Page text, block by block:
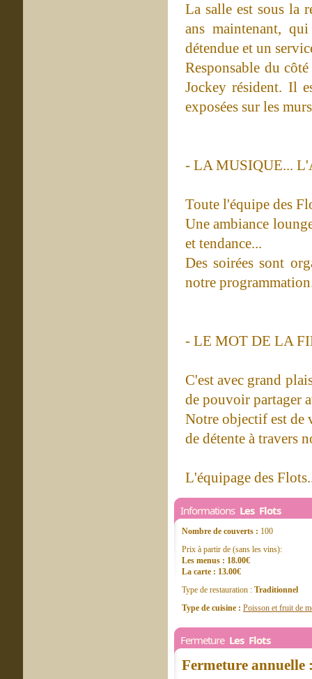
La salle est sous la
ans maintenant,
détendue et un
Responsable du
Jockey résident. Il
exposées sur les
- LA MUSIQUE...
Toute l'équipe des
Une ambiance
et tendance...
Des soirées sont
notre
- LE MOT DE LA
C'est avec grand
de pouvoir partager
Notre objectif est de
de détente à travers
L'équipage des
Informations Les Flots
Nombre de couverts : 100
Prix à partir de (sans les vins):
Les menus : 18.00€
La carte : 13.00€
Type de restauration : Traditionnel
Type de cuisine : Poisson et fruit de
Fermeture Les Flots
Fermeture annuelle